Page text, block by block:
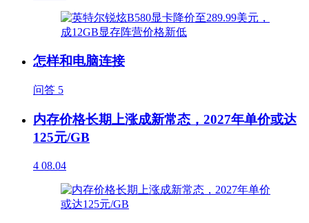
怎样和电脑连接
问答 5
内存价格长期上涨成新常态，2027年单价或达
125元/GB
4 08.04